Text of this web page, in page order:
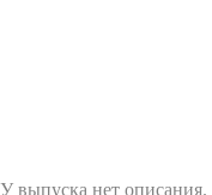
У выпуска нет описания.